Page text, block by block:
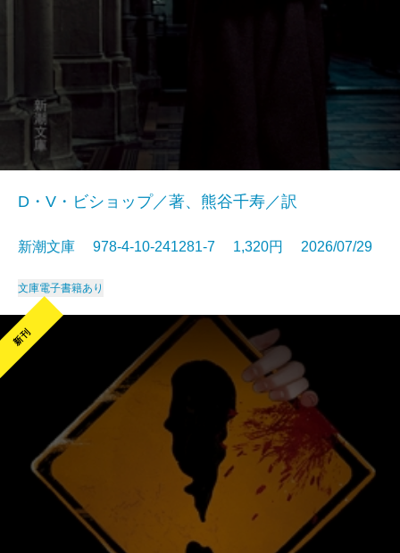
D・V・ビショップ／著、熊谷千寿／訳
新潮文庫 978-4-10-241281-7 1,320円 2026/07/29
文庫電子書籍あり
新刊